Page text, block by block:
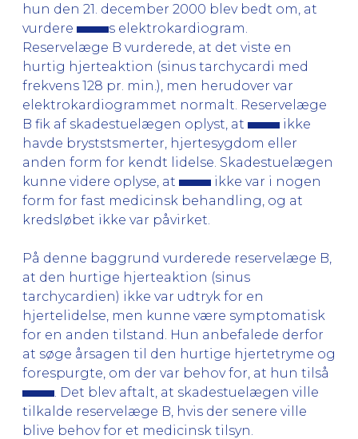
hun den 21. december 2000 blev bedt om, at
vurdere
s elektrokardiogram.
Reservelæge B vurderede, at det viste en
hurtig hjerteaktion (sinus tarchycardi med
frekvens 128 pr. min.), men herudover var
elektrokardiogrammet normalt. Reservelæge
B fik af skadestuelægen oplyst, at
ikke
havde bryststsmerter, hjertesygdom eller
anden form for kendt lidelse. Skadestuelægen
kunne videre oplyse, at
ikke var i nogen
form for fast medicinsk behandling, og at
kredsløbet ikke var påvirket.
På denne baggrund vurderede reservelæge B,
at den hurtige hjerteaktion (sinus
tarchycardien) ikke var udtryk for en
hjertelidelse, men kunne være symptomatisk
for en anden tilstand. Hun anbefalede derfor
at søge årsagen til den hurtige hjertetryme og
forespurgte, om der var behov for, at hun tilså
. Det blev aftalt, at skadestuelægen ville
tilkalde reservelæge B, hvis der senere ville
blive behov for et medicinsk tilsyn.